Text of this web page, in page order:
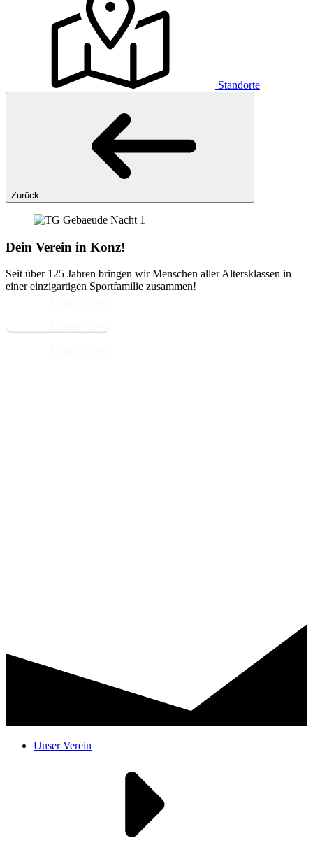
Standorte
Zurück
Dein Verein in Konz!
Seit über 125 Jahren bringen wir Menschen aller Altersklassen in
einer einzigartigen Sportfamilie zusammen!
Unser Verein